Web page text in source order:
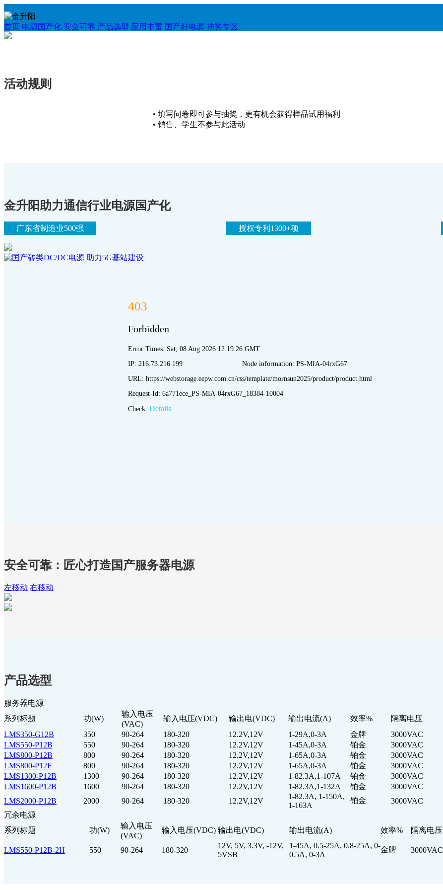
首页 电源国产化 安全可靠 产品选型 应用丰富 国产好电源 抽奖专区
活动规则
• 填写问卷即可参与抽奖，更有机会获得样品试用福利
• 销售、学生不参与此活动
金升阳助力通信行业电源国产化
广东省制造业500强 授权专利1300+项
安全可靠：匠心打造国产服务器电源
左移动 右移动
产品选型
服务器电源
系列标题
功(W)
输入电压
(VAC)
输入电压(VDC) 输出电(VDC) 输出电流(A) 效率% 隔离电压
LMS350-G12B
350 90-264 180-320 12.2V,12V 1-29A,0-3A 金牌 3000VAC
LMS550-P12B
550 90-264 180-320 12.2V,12V 1-45A,0-3A 铂金 3000VAC
LMS800-P12B
800 90-264 180-320 12.2V,12V 1-65A,0-3A 铂金 3000VAC
LMS800-P12F
800 90-264 180-320 12.2V,12V 1-65A,0-3A 铂金 3000VAC
LMS1300-P12B
1300 90-264 180-320 12.2V,12V 1-82.3A,1-107A 铂金 3000VAC
LMS1600-P12B
1600 90-264 180-320 12.2V,12V 1-82.3A,1-132A 铂金 3000VAC
LMS2000-P12B
2000 90-264 180-320 12.2V,12V
1-82.3A, 1-150A,
1-163A
铂金 3000VAC
冗余电源
系列标题
功(W)
输入电压
(VAC)
输入电压(VDC) 输出电(VDC) 输出电流(A) 效率% 隔离电压
LMS550-P12B-2H
550 90-264 180-320
12V, 5V, 3.3V, -12V,
5VSB
1-45A, 0.5-25A, 0.8-25A, 0-
0.5A, 0-3A
金牌 3000VAC